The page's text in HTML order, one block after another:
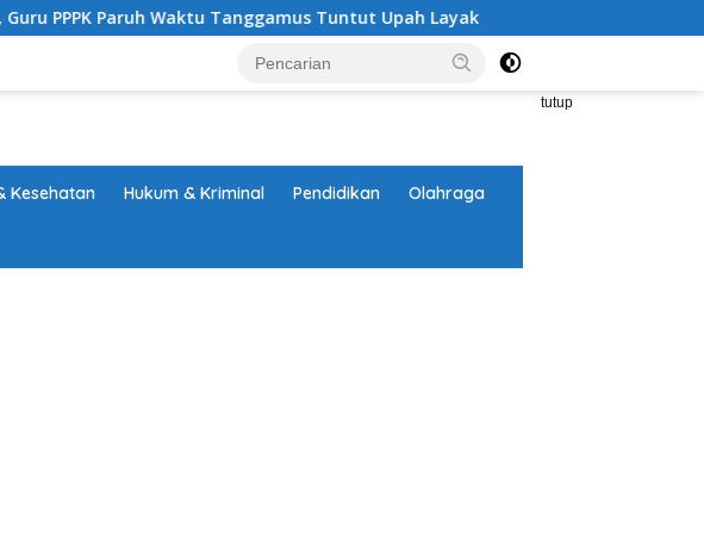
Paruh Waktu Tanggamus Tuntut Upah Layak Aksi Nyata DPD MAI
tutup
Kesehatan Hukum & Kriminal Pendidikan Olahraga